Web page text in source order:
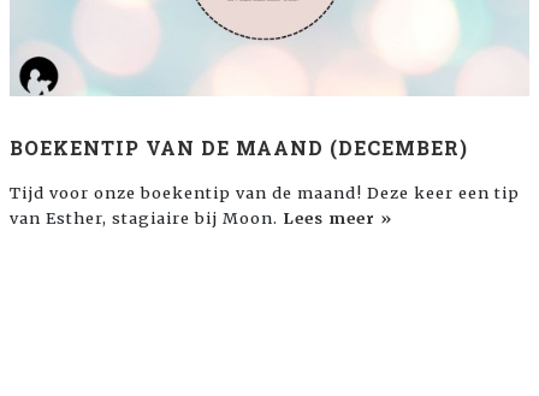
BOEKENTIP VAN DE MAAND (DECEMBER)
Tijd voor onze boekentip van de maand! Deze keer een tip
van Esther, stagiaire bij Moon. Lees meer »